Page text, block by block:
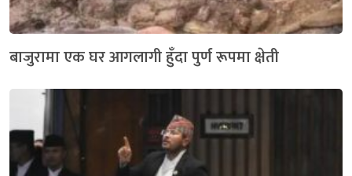
बाजुरामा एक घर आगलागी हुँदा पुर्ण रूपमा क्षेती